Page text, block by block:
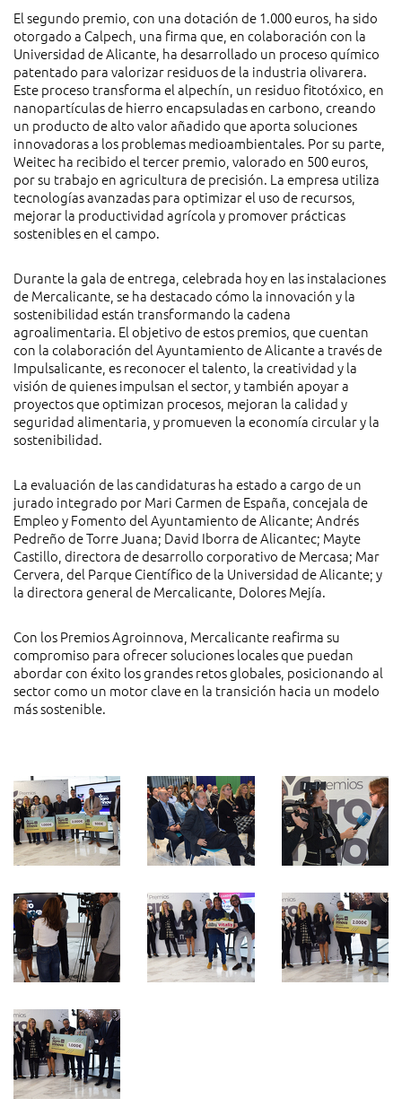
El segundo premio, con una dotación de 1.000 euros, ha sido
otorgado a Calpech, una firma que, en colaboración con la
Universidad de Alicante, ha desarrollado un proceso químico
patentado para valorizar residuos de la industria olivarera.
Este proceso transforma el alpechín, un residuo fitotóxico, en
nanopartículas de hierro encapsuladas en carbono, creando
un producto de alto valor añadido que aporta soluciones
innovadoras a los problemas medioambientales. Por su parte,
Weitec ha recibido el tercer premio, valorado en 500 euros,
por su trabajo en agricultura de precisión. La empresa utiliza
tecnologías avanzadas para optimizar el uso de recursos,
mejorar la productividad agrícola y promover prácticas
sostenibles en el campo.
Durante la gala de entrega, celebrada hoy en las instalaciones
de Mercalicante, se ha destacado cómo la innovación y la
sostenibilidad están transformando la cadena
agroalimentaria. El objetivo de estos premios, que cuentan
con la colaboración del Ayuntamiento de Alicante a través de
Impulsalicante, es reconocer el talento, la creatividad y la
visión de quienes impulsan el sector, y también apoyar a
proyectos que optimizan procesos, mejoran la calidad y
seguridad alimentaria, y promueven la economía circular y la
sostenibilidad.
La evaluación de las candidaturas ha estado a cargo de un
jurado integrado por Mari Carmen de España, concejala de
Empleo y Fomento del Ayuntamiento de Alicante; Andrés
Pedreño de Torre Juana; David Iborra de Alicantec; Mayte
Castillo, directora de desarrollo corporativo de Mercasa; Mar
Cervera, del Parque Científico de la Universidad de Alicante; y
la directora general de Mercalicante, Dolores Mejía.
Con los Premios Agroinnova, Mercalicante reafirma su
compromiso para ofrecer soluciones locales que puedan
abordar con éxito los grandes retos globales, posicionando al
sector como un motor clave en la transición hacia un modelo
más sostenible.